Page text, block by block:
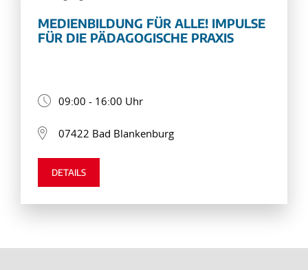
MEDIENBILDUNG FÜR ALLE! IMPULSE
FÜR DIE PÄDAGOGISCHE PRAXIS
09:00 - 16:00 Uhr
07422 Bad Blankenburg
DETAILS